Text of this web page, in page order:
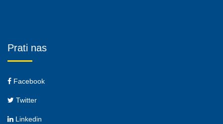
Prati nas
Facebook
Twitter
Linkedin